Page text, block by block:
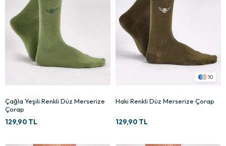
Çağla Yeşili Renkli Düz Merserize
Çorap
129,90 TL
10
Haki Renkli Düz Merserize Çorap
129,90 TL